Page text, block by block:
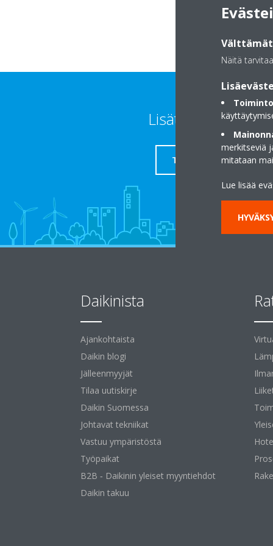
Lisätietoja
TUKI
Daikinista
Ajankohtaista
Daikin blogi
Jälleenmyyjät
Tilaa uutiskirje
Daikin Suomessa
Johtavat tekniikat
Vastuu ympäristöstä
Työpaikat
B2B ‐ Daikinin yleiset myyntiehdot
Daikin takuu
Näitä
merkitseviä
mitataan
Lue lisää